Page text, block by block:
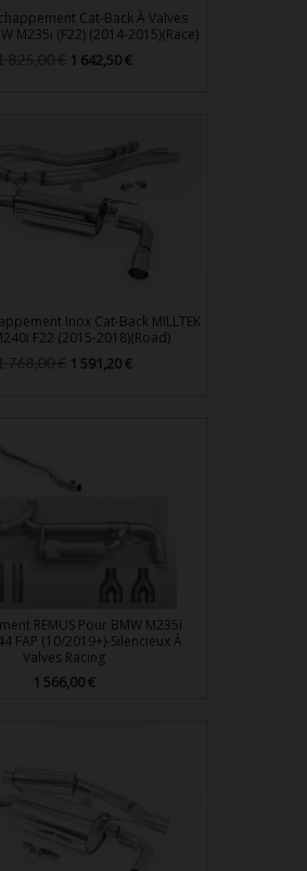
Cat-Back À Valves
M235i (F22) (2014-2015)(Race)
Prix
1 642,50 €
Inox Cat-Back MILLTEK
F22 (2015-2018)(Road)
Prix
1 591,20 €
REMUS Pour BMW M235i
FAP (10/2019+)-Silencieux À
Valves Racing
Prix
1 566,00 €